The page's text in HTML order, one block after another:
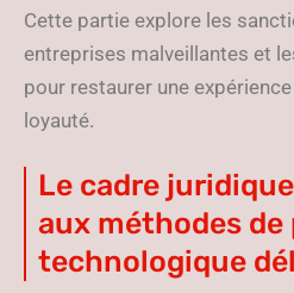
Cette partie explore les
entreprises malveillantes et
pour restaurer une
loyauté.
Le cadre
aux méthodes de
technologique